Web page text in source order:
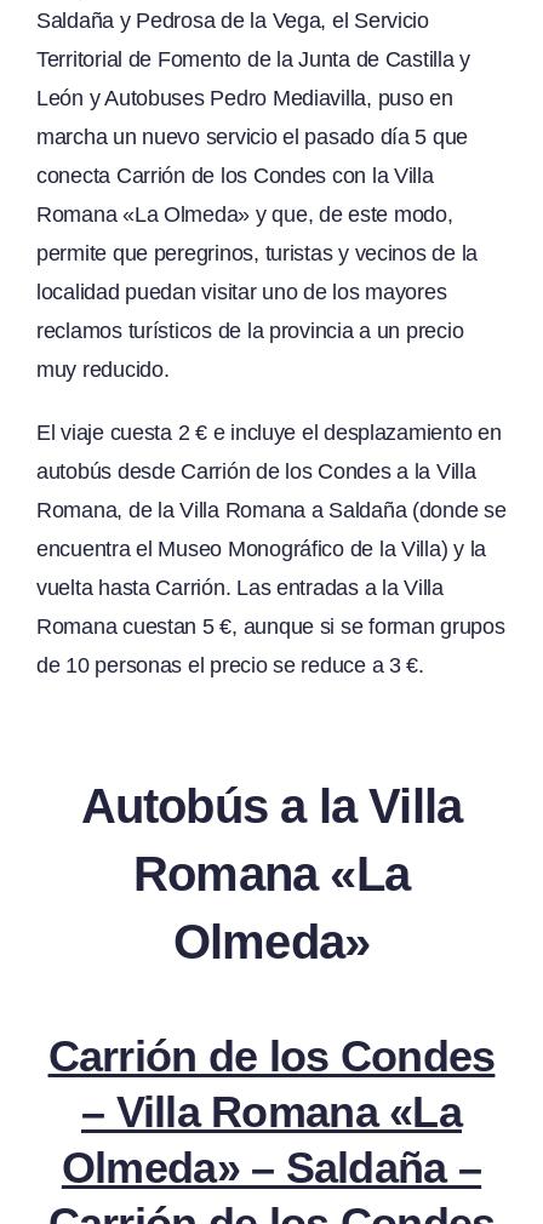
Saldaña y Pedrosa de la Vega, el Servicio
Territorial de Fomento de la Junta de Castilla y
León y Autobuses Pedro Mediavilla, puso en
marcha un nuevo servicio el pasado día 5 que
conecta Carrión de los Condes con la Villa
Romana «La Olmeda» y que, de este modo,
permite que peregrinos, turistas y vecinos de la
localidad puedan visitar uno de los mayores
reclamos turísticos de la provincia a un precio
muy reducido.
El viaje cuesta 2 € e incluye el desplazamiento en
autobús desde Carrión de los Condes a la Villa
Romana, de la Villa Romana a Saldaña (donde se
encuentra el Museo Monográfico de la Villa) y la
vuelta hasta Carrión. Las entradas a la Villa
Romana cuestan 5 €, aunque si se forman grupos
de 10 personas el precio se reduce a 3 €.
Autobús a la Villa
Romana «La
Olmeda»
Carrión de los Condes
– Villa Romana «La
Olmeda» – Saldaña –